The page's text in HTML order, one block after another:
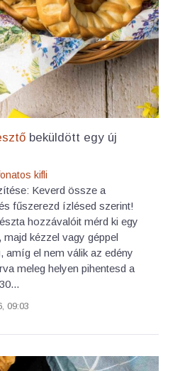
beküldött egy új
kifli
Keverd össze a
fűszerezd ízlésed szerint!
hozzávalóit mérd ki egy
majd kézzel vagy géppel
amíg el nem válik az edény
meleg helyen pihentesd a
09:03